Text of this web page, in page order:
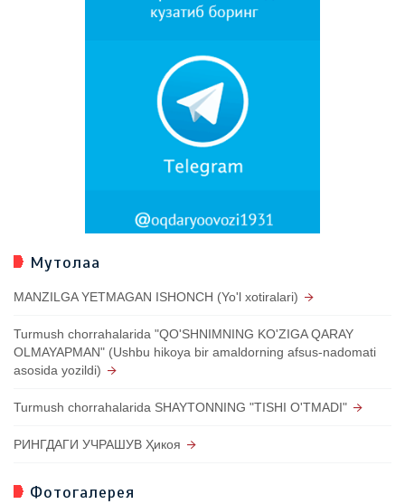
Мутолаа
MANZILGA YETMAGAN ISHONCH (Yo'l xotiralari)
Turmush chorrahalarida "QO'SHNIMNING KO'ZIGA QARAY
OLMAYAPMAN" (Ushbu hikoya bir amaldorning afsus-nadomati
asosida yozildi)
Turmush chorrahalarida SHAYTONNING "TISHI O'TMADI"
РИНГДАГИ УЧРАШУВ Ҳикоя
Фотогалерея